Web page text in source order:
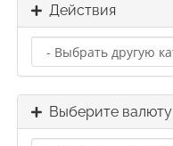
Действия
Выберите валюту